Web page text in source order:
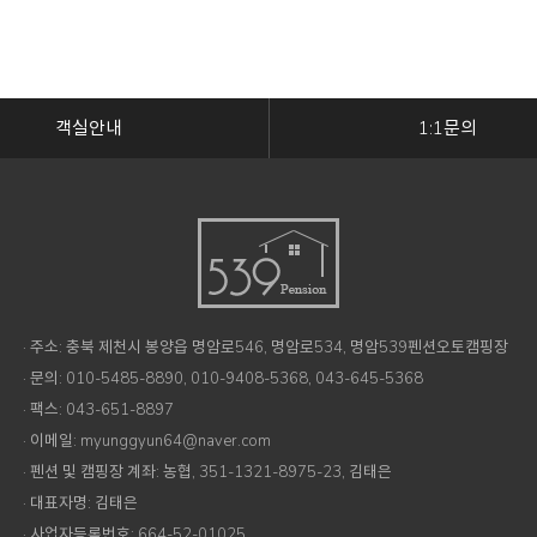
객실안내 1:1문의
· 주소: 충북 제천시 봉양읍 명암로546, 명암로534, 명암539펜션오토캠핑장
· 문의: 010-5485-8890, 010-9408-5368, 043-645-5368
· 팩스: 043-651-8897
· 이메일: myunggyun64@naver.com
· 펜션 및 캠핑장 계좌: 농협, 351-1321-8975-23, 김태은
· 대표자명: 김태은